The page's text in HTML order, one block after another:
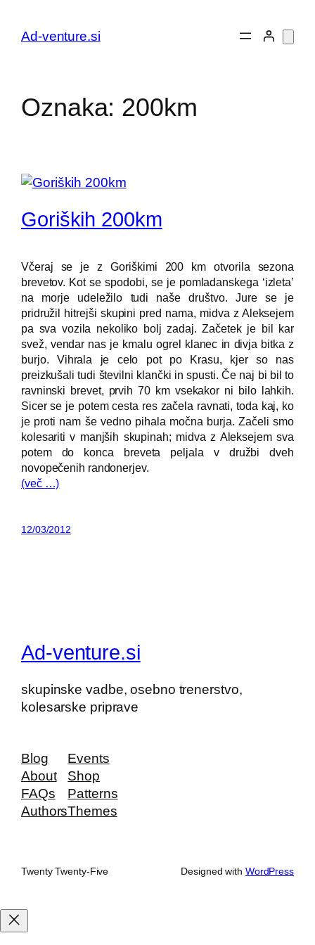
vsebino
Ad-venture.si
Oznaka: 200km
Goriških 200km
Včeraj se je z Goriškimi 200 km otvorila sezona
brevetov. Kot se spodobi, se je pomladanskega ‘izleta’
na morje udeležilo tudi naše društvo. Jure se je
pridružil hitrejši skupini pred nama, midva z Aleksejem
pa sva vozila nekoliko bolj zadaj. Začetek je bil kar
svež, vendar nas je kmalu ogrel klanec in divja bitka z
burjo. Vihrala je celo pot po Krasu, kjer so nas
preizkušali tudi številni klančki in spusti. Če naj bi bil to
ravninski brevet, prvih 70 km vsekakor ni bilo lahkih.
Sicer se je potem cesta res začela ravnati, toda kaj, ko
je proti nam še vedno pihala močna burja. Začeli smo
kolesariti v manjših skupinah; midva z Aleksejem sva
potem do konca breveta peljala v družbi dveh
novopečenih randonerjev.
(več …)
12/03/2012
Ad-venture.si
skupinske vadbe, osebno trenerstvo,
kolesarske priprave
Blog
About
FAQs
Authors
Events
Shop
Patterns
Themes
Twenty Twenty-Five Designed with WordPress